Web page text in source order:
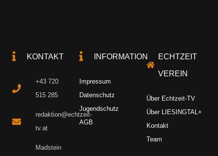
KONTAKT
+43 720
515 285
redaktion@echtzeit-
tv.at
Madstein
INFORMATION
Impressum
Datenschutz
Jugendschutz
AGB
ECHTZEIT
VEREIN
Über Echtzeit-TV
Über LIESINGTAL+
Kontakt
Team